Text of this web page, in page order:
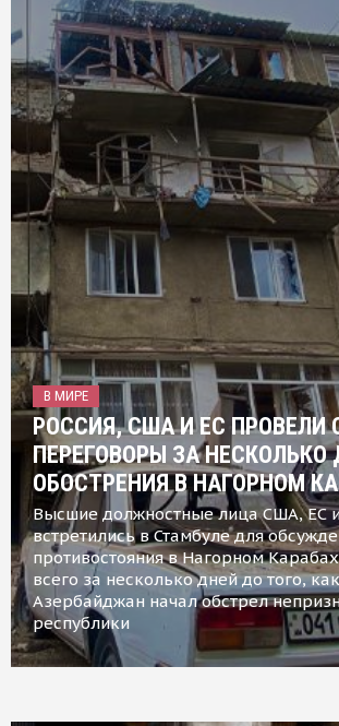
В МИРЕ
РОССИЯ, США И ЕС ПРОВЕЛИ
ПЕРЕГОВОРЫ ЗА НЕСКОЛЬКО
ОБОСТРЕНИЯ В НАГОРНОМ
Высшие должностные лица США, ЕС
встретились в Стамбуле для
противостояния в Нагорном
всего за несколько дней до того, как
Азербайджан начал обстрел
республики